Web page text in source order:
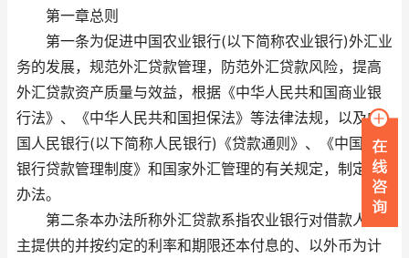
第一章总则
第一条为促进中国农业银行(以下简称农业银行)外汇业
务的发展，规范外汇贷款管理，防范外汇贷款风险，提高
外汇贷款资产质量与效益，根据《中华人民共和国商业银
行法》、《中华人民共和国担保法》等法律法规，以及中
国人民银行(以下简称人民银行)《贷款通则》、《中国农业
银行贷款管理制度》和国家外汇管理的有关规定，制定本
办法。
第二条本办法所称外汇贷款系指农业银行对借款人自
主提供的并按约定的利率和期限还本付息的、以外币为计